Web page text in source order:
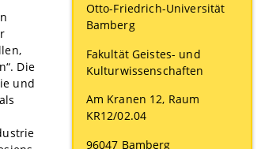
Die
und
Otto-Friedrich-Universität
Bamberg
Fakultät Geistes- und
Kulturwissenschaften
Am Kranen 12, Raum
KR12/02.04
96047 Bamberg